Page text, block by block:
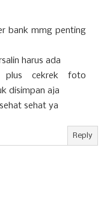
bank mmg penting
harus ada
plus cekrek foto
disimpan aja
sehat ya
Reply